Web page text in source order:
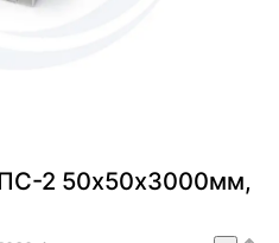
2 50х50х3000мм,